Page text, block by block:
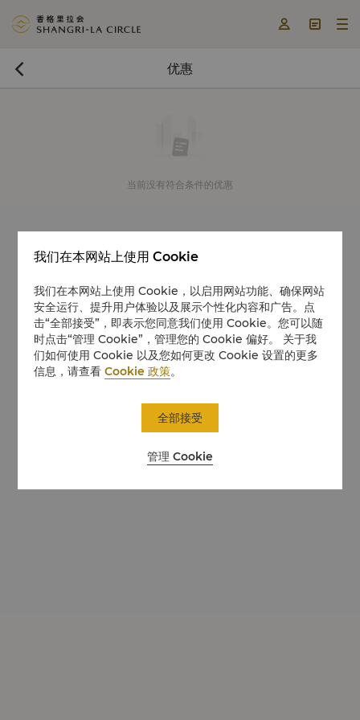
  
 优惠
当前没有符合条件的优惠
我们在本网站上使用 Cookie
我们在本网站上使用 Cookie，以启用网站功能、确保网站
安全运行、提升用户体验以及展示个性化内容和广告。点
击“全部接受”，即表示您同意我们使用 Cookie。您可以随
时点击“管理 Cookie”，管理您的 Cookie 偏好。 关于我
们如何使用 Cookie 以及您如何更改 Cookie 设置的更多
信息，请查看Cookie 政策。
管理 Cookie
全部接受